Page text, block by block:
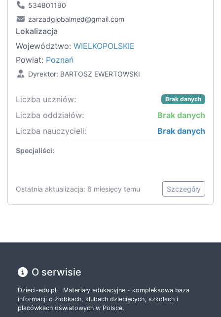
534801190
zarzadglobalmed@gmail.com
Lokalizacja
Województwo: WIELKOPOLSKIE
Powiat: Poznań
Dyrektor: BARTOSZ EWERTOWSKI
Liczba uczniów: Brak danych
Liczba oddziałów:
Brak danych
Liczba nauczycieli:
Brak danych
Specjaliści:
Ostatnia aktualizacja: 6 miesięcy temu Szczegóły
O serwisie
Dzieci-edu.pl - Materiały edukacyjne - kompleksowa baza
informacji o żłobkach, klubach dziecięcych, szkołach i
placówkach oświatowych w Polsce.